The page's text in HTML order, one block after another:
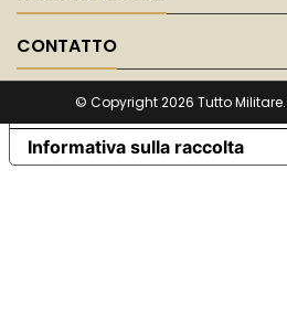
CONTATTO
© Copyright 2026 Tutto
Informativa sulla raccolta
Le tue preferenze